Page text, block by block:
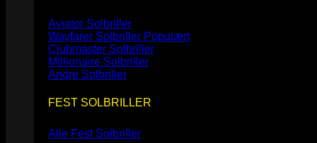
Aviator Solbriller
Wayfarer Solbriller
Clubmaster Solbriller
Millionaire Solbriller
Andre Solbriller
FEST SOLBRILLER
Alle Fest Solbriller